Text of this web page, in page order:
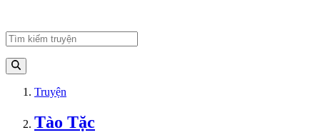
Truyện
Tào Tặc